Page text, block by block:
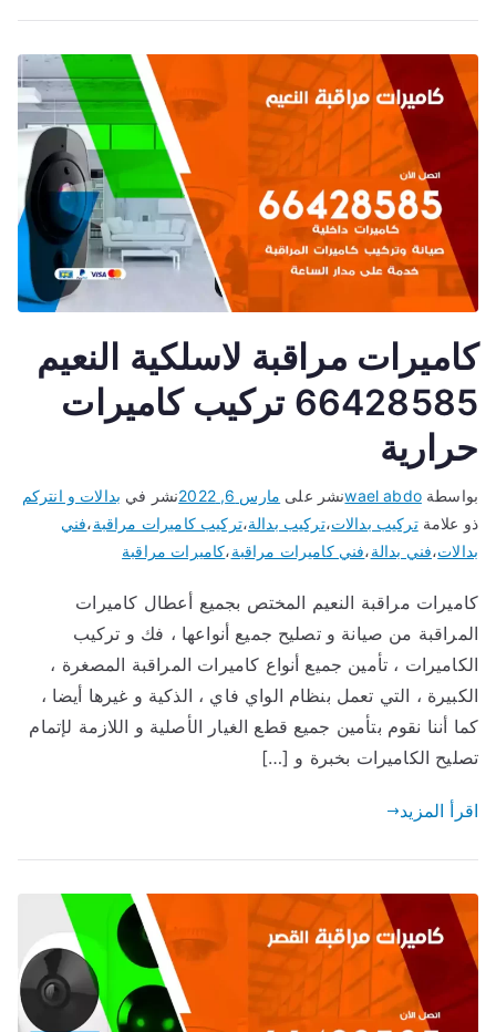
كاميرات مراقبة لاسلكية النعيم
66428585 تركيب كاميرات
حرارية
بواسطةwael abdoنشر على مارس 6, 2022 نشر في بدالات و انتركم
ذو علامةتركيب بدالات،تركيب بدالة،تركيب كاميرات مراقبة،فني
بدالات،فني بدالة،فني كاميرات مراقبة،كاميرات مراقبة
كاميرات مراقبة النعيم المختص بجميع أعطال كاميرات
المراقبة من صيانة و تصليح جميع أنواعها ، فك و تركيب
الكاميرات ، تأمين جميع أنواع كاميرات المراقبة المصغرة ،
الكبيرة ، التي تعمل بنظام الواي فاي ، الذكية و غيرها أيضا ،
كما أننا نقوم بتأمين جميع قطع الغيار الأصلية و اللازمة لإتمام
تصليح الكاميرات بخبرة و […]
اقرأ المزيد